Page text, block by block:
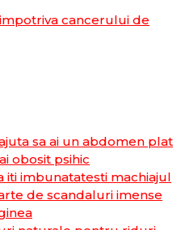
cancerului de
sa ai un abdomen plat
obosit psihic
iti imbunatatesti machiajul
de scandaluri imense